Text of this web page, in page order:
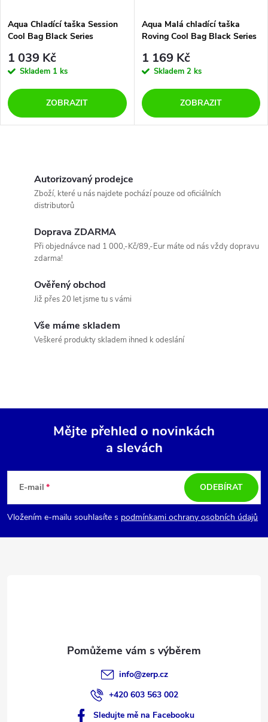
Aqua Chladící taška Session
Cool Bag Black Series
1 039 Kč
Skladem 1 ks
ZOBRAZIT
Aqua Malá chladící taška
Roving Cool Bag Black Series
1 169 Kč
Skladem 2 ks
ZOBRAZIT
v
p
i
Autorizovaný prodejce
Zboží, které u nás najdete pochází pouze od oficiálních
distributorů
Doprava ZDARMA
Při objednávce nad 1 000,-Kč/89,-Eur máte od nás vždy dopravu
zdarma!
Ověřený obchod
Již přes 20 let jsme tu s vámi
Vše máme skladem
Veškeré produkty skladem ihned k odeslání
p
Mějte přehled o novinkách
a slevách
E-mail
Vložením e-mailu souhlasíte s podmínkami ochrany osobních údajů
ODEBÍRAT
info@zerp.cz
+420 603 563 002
Sledujte mě na Facebooku